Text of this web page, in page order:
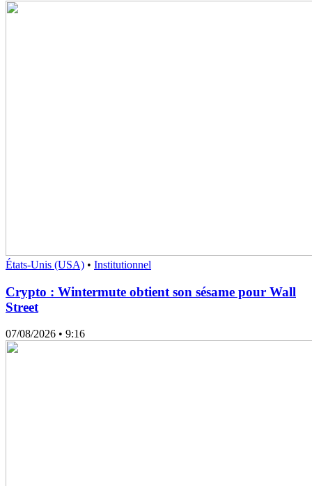
États-Unis (USA) • Institutionnel
Crypto : Wintermute obtient son sésame pour Wall
Street
07/08/2026 • 9:16